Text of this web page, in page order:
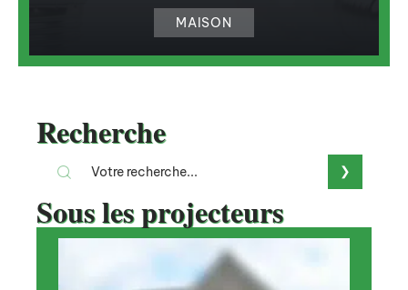
MAISON
Recherche
Sous les projecteurs